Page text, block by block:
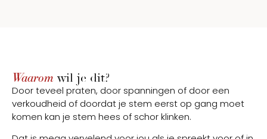
Waarom wil je dit?
Door teveel praten, door spanningen of door een
verkoudheid of doordat je stem eerst op gang moet
komen kan je stem hees of schor klinken.